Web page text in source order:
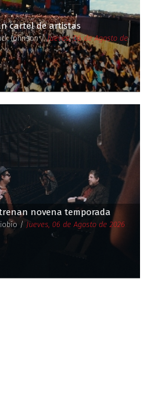
cartel de artistas
Johnson /Jueves, 06 de Agosto de
novena temporada
/ Jueves, 06 de Agosto de 2026